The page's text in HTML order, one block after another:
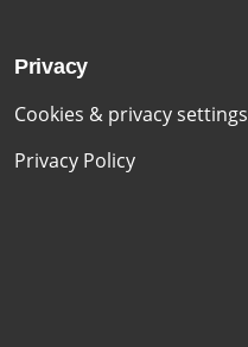
Privacy
Cookies & privacy settings
Privacy Policy